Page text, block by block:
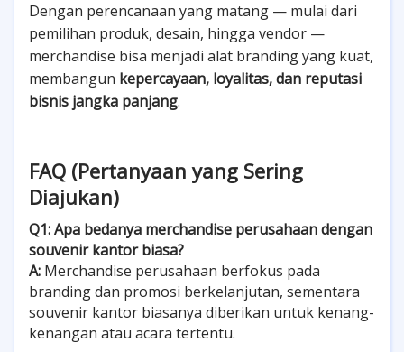
Dengan perencanaan yang matang — mulai dari
pemilihan produk, desain, hingga vendor —
merchandise bisa menjadi alat branding yang kuat,
membangun kepercayaan, loyalitas, dan reputasi
bisnis jangka panjang.
FAQ (Pertanyaan yang Sering
Diajukan)
Q1: Apa bedanya merchandise perusahaan dengan
souvenir kantor biasa?
A: Merchandise perusahaan berfokus pada
branding dan promosi berkelanjutan, sementara
souvenir kantor biasanya diberikan untuk kenang-
kenangan atau acara tertentu.